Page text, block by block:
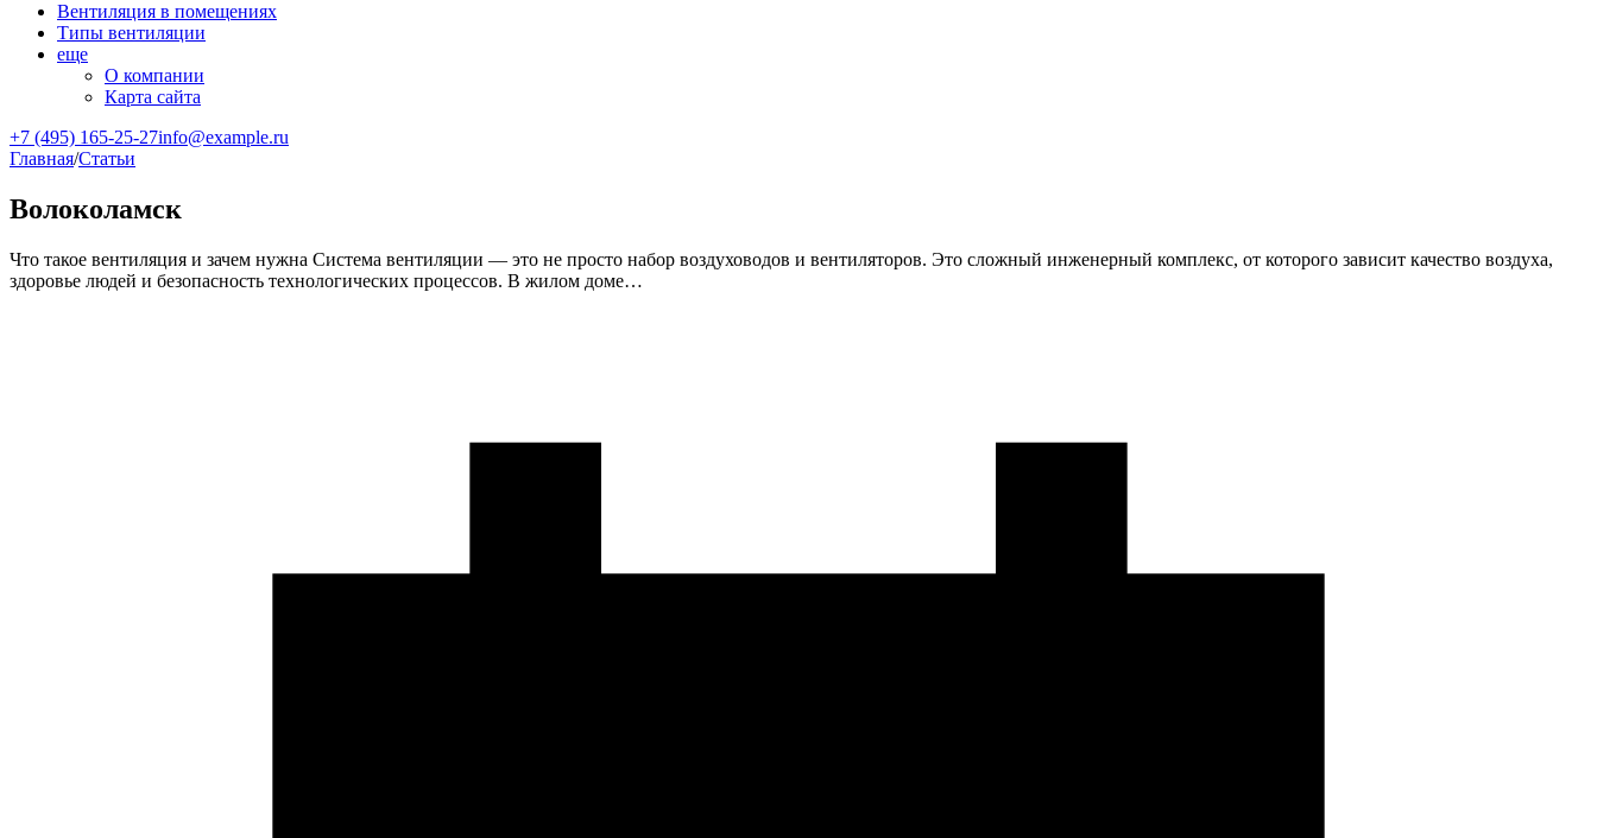
Вентиляция в помещениях
Типы вентиляции
еще
О компании
Карта сайта
+7 (495) 165-25-27info@example.ru
Главная/Статьи
Волоколамск
Что такое вентиляция и зачем нужна Система вентиляции — это не просто набор воздуховодов и вентиляторов. Это сложный инженерный комплекс, от которого зависит качество воздуха,
здоровье людей и безопасность технологических процессов. В жилом доме…